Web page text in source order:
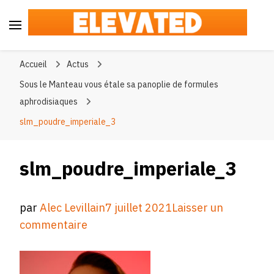
Accueil
Actus
Sous le Manteau vous étale sa panoplie de formules
aphrodisiaques
slm_poudre_imperiale_3
slm_poudre_imperiale_3
parAlec Levillain7 juillet 2021Laisser un
commentaire